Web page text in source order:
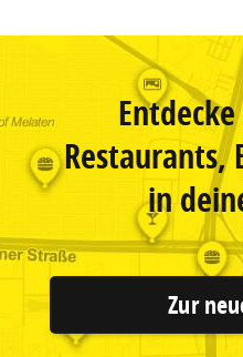
Restaurants,
in
Zur